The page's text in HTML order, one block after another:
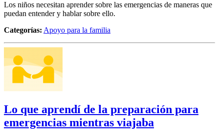
Los niños necesitan aprender sobre las emergencias de maneras que
puedan entender y hablar sobre ello.
Categorías: Apoyo para la familia
Lo que aprendí de la preparación para
emergencias mientras viajaba